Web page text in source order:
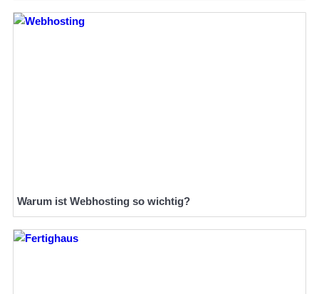
Warum ist Webhosting so wichtig?